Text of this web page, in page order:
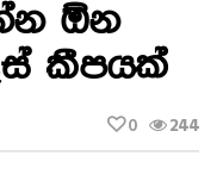
ඕන
කීපයක්
244
0